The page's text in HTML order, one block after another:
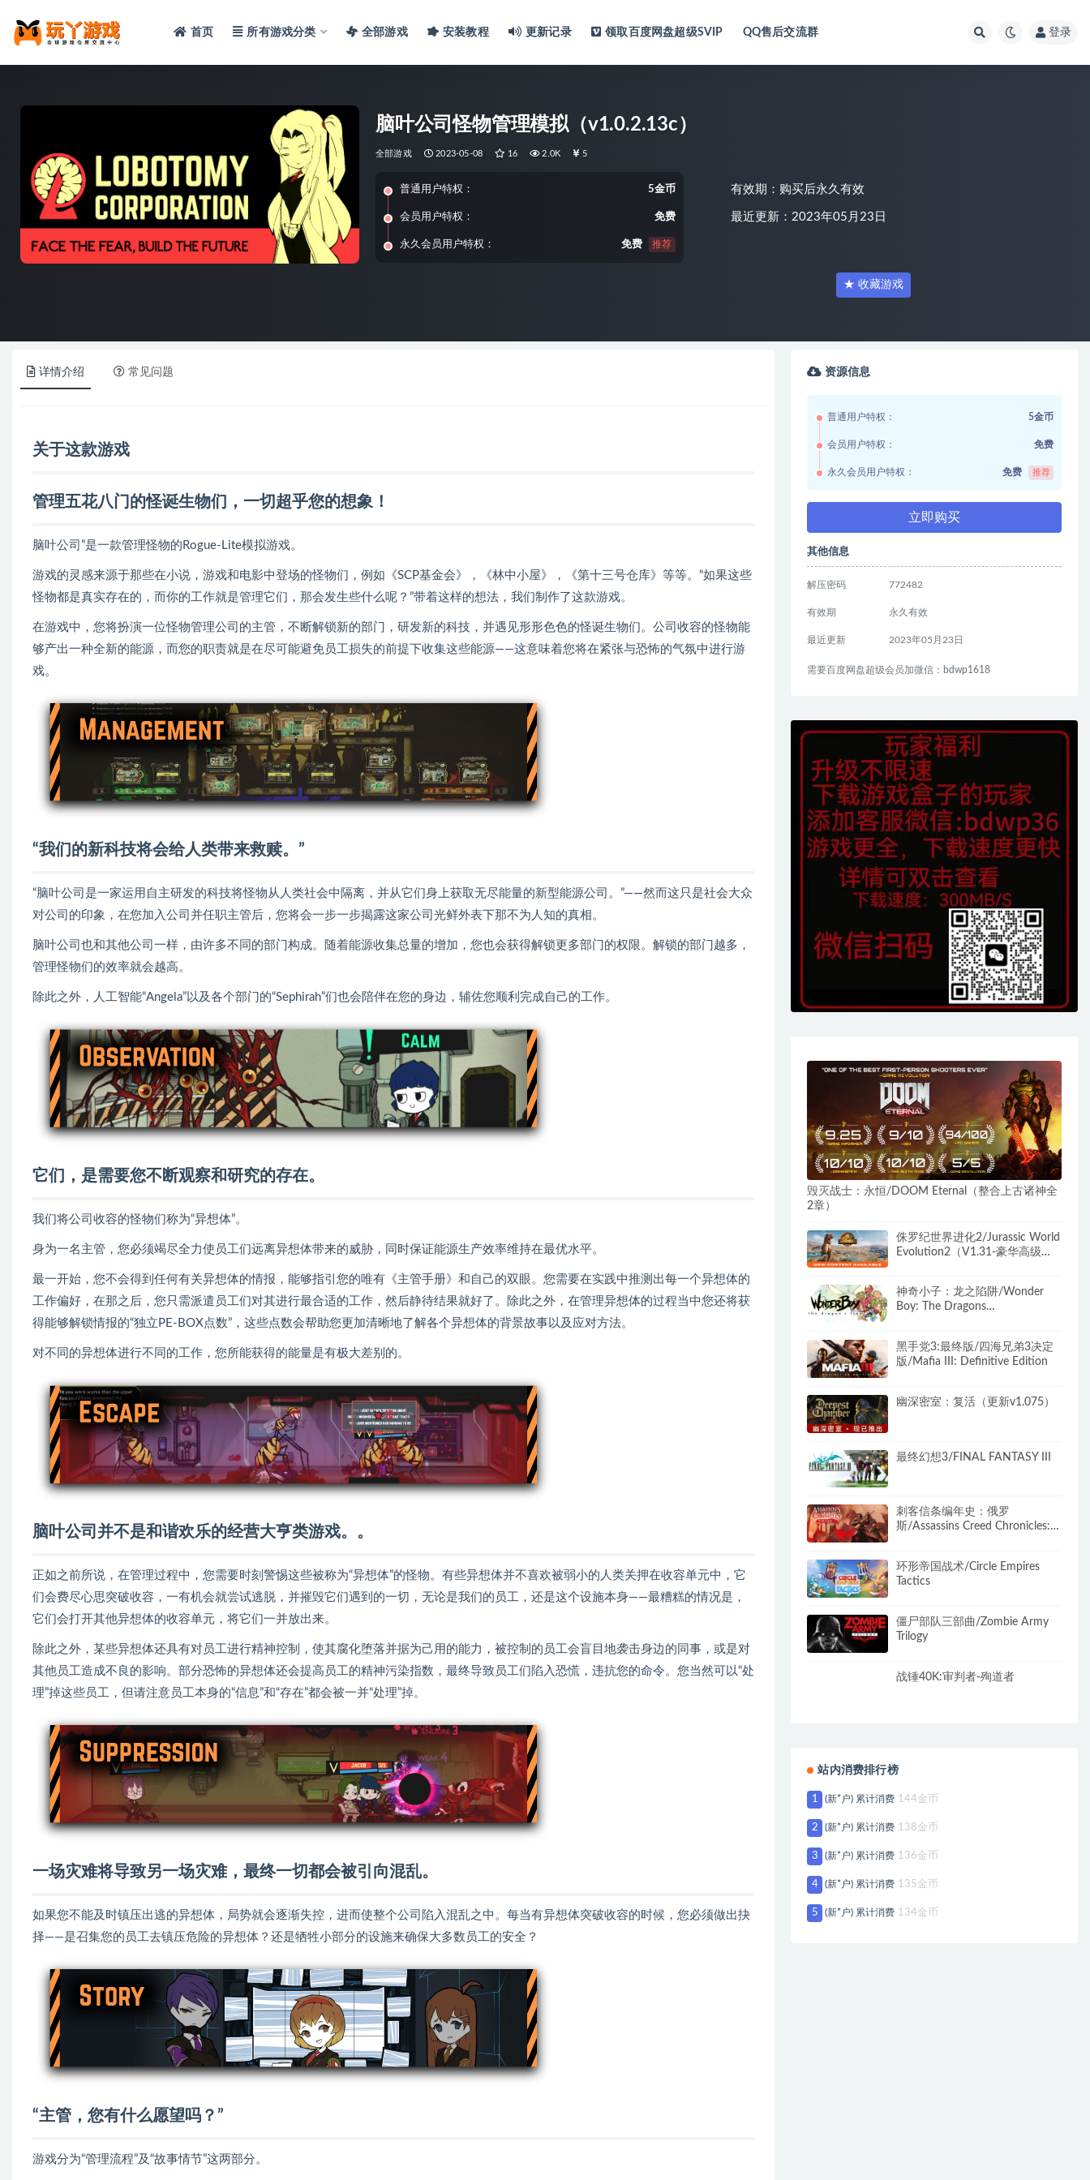
首页 所有游戏分类 全部游戏 安装教程 更新记录 领取百度网盘超级SVIP QQ售后交流群 登录
脑叶公司怪物管理模拟（v1.0.2.13c）
全部游戏 2023-05-08 16 2.0K 5
普通用户特权： 5金币
会员用户特权： 免费
永久会员用户特权： 免费 推荐
有效期：购买后永久有效
最近更新：2023年05月23日
★ 收藏游戏
详情介绍 常见问题
关于这款游戏
管理五花八门的怪诞生物们，一切超乎您的想象！
脑叶公司”是一款管理怪物的Rogue-Lite模拟游戏。
游戏的灵感来源于那些在小说，游戏和电影中登场的怪物们，例如《SCP基金会》，《林中小屋》，《第十三号仓库》等等。“如果这些
怪物都是真实存在的，而你的工作就是管理它们，那会发生些什么呢？”带着这样的想法，我们制作了这款游戏。
在游戏中，您将扮演一位怪物管理公司的主管，不断解锁新的部门，研发新的科技，并遇见形形色色的怪诞生物们。公司收容的怪物能
够产出一种全新的能源，而您的职责就是在尽可能避免员工损失的前提下收集这些能源——这意味着您将在紧张与恐怖的气氛中进行游
戏。
“我们的新科技将会给人类带来救赎。”
“脑叶公司是一家运用自主研发的科技将怪物从人类社会中隔离，并从它们身上获取无尽能量的新型能源公司。”——然而这只是社会大众
对公司的印象，在您加入公司并任职主管后，您将会一步一步揭露这家公司光鲜外表下那不为人知的真相。
脑叶公司也和其他公司一样，由许多不同的部门构成。随着能源收集总量的增加，您也会获得解锁更多部门的权限。解锁的部门越多，
管理怪物们的效率就会越高。
除此之外，人工智能“Angela”以及各个部门的“Sephirah”们也会陪伴在您的身边，辅佐您顺利完成自己的工作。
它们，是需要您不断观察和研究的存在。
我们将公司收容的怪物们称为“异想体”。
身为一名主管，您必须竭尽全力使员工们远离异想体带来的威胁，同时保证能源生产效率维持在最优水平。
最一开始，您不会得到任何有关异想体的情报，能够指引您的唯有《主管手册》和自己的双眼。您需要在实践中推测出每一个异想体的
工作偏好，在那之后，您只需派遣员工们对其进行最合适的工作，然后静待结果就好了。除此之外，在管理异想体的过程当中您还将获
得能够解锁情报的“独立PE-BOX点数”，这些点数会帮助您更加清晰地了解各个异想体的背景故事以及应对方法。
对不同的异想体进行不同的工作，您所能获得的能量是有极大差别的。
脑叶公司并不是和谐欢乐的经营大亨类游戏。。
正如之前所说，在管理过程中，您需要时刻警惕这些被称为“异想体”的怪物。有些异想体并不喜欢被弱小的人类关押在收容单元中，它
们会费尽心思突破收容，一有机会就尝试逃脱，并摧毁它们遇到的一切，无论是我们的员工，还是这个设施本身——最糟糕的情况是，
它们会打开其他异想体的收容单元，将它们一并放出来。
除此之外，某些异想体还具有对员工进行精神控制，使其腐化堕落并据为己用的能力，被控制的员工会盲目地袭击身边的同事，或是对
其他员工造成不良的影响。部分恐怖的异想体还会提高员工的精神污染指数，最终导致员工们陷入恐慌，违抗您的命令。您当然可以“处
理”掉这些员工，但请注意员工本身的“信息”和“存在”都会被一并“处理”掉。
一场灾难将导致另一场灾难，最终一切都会被引向混乱。
如果您不能及时镇压出逃的异想体，局势就会逐渐失控，进而使整个公司陷入混乱之中。每当有异想体突破收容的时候，您必须做出抉
择——是召集您的员工去镇压危险的异想体？还是牺牲小部分的设施来确保大多数员工的安全？
“主管，您有什么愿望吗？”
游戏分为“管理流程”及“故事情节”这两部分。
资源信息
普通用户特权： 5金币
会员用户特权： 免费
永久会员用户特权： 免费 推荐
立即购买
其他信息
解压密码 772482
有效期 永久有效
最近更新 2023年05月23日
需要百度网盘超级会员加微信：bdwp1618
毁灭战士：永恒/DOOM Eternal（整合上古诸神全
2章）
侏罗纪世界进化2/Jurassic World
Evolution2（V1.31-豪华高级版
神奇小子：龙之陷阱/Wonder
Boy: The Dragons
黑手党3:最终版/四海兄弟3决定
版/Mafia III: Definitive Edition
幽深密室：复活（更新v1.075）
最终幻想3/FINAL FANTASY III
刺客信条编年史：俄罗
斯/Assassins Creed Chronicles:
环形帝国战术/Circle Empires
Tactics
僵尸部队三部曲/Zombie Army
Trilogy
战锤40K:审判者-殉道者
站内消费排行榜
1 (新*户) 累计消费 144金币
2 (新*户) 累计消费 138金币
3 (新*户) 累计消费 136金币
4 (新*户) 累计消费 135金币
5 (新*户) 累计消费 134金币